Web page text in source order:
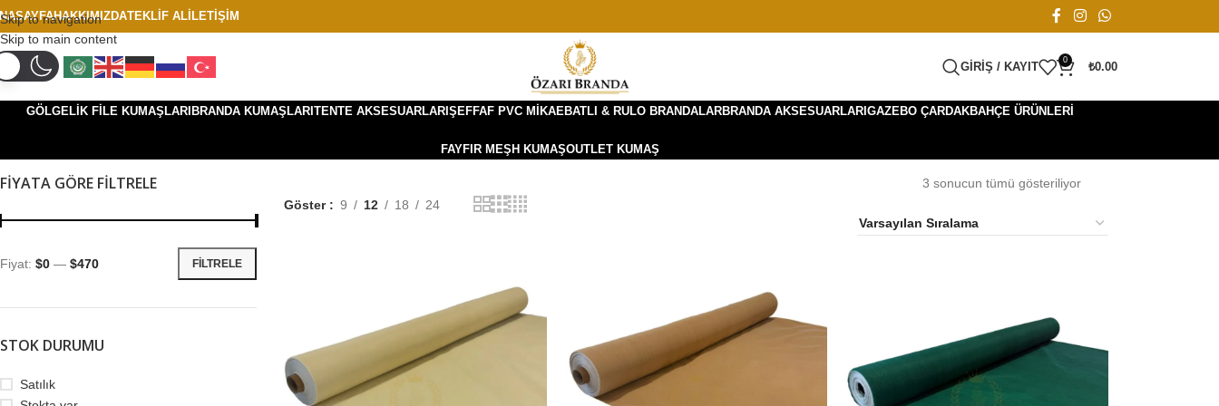
Skip to navigation
Skip to main content
HAKKIMIZDATEKLIF AL İLETIŞIM
GIRIŞ / KAYIT
0
₺0.00
GÖLGELIK FILE KUMAŞLARIBRANDA KUMAŞLARITENTE AKSESUARLARIŞEFFAF PVC MIKAEBATLI & RULO BRANDALARBRANDA AKSESUARLARIGAZEBO ÇARDAKBAHÇE ÜRÜNLERI
FAYFIR MEŞH KUMAŞOUTLET KUMAŞ
FIYATA GÖRE FILTRELE
FILTRELE
Fiyat: $0 — $470
STOK DURUMU
Satılık
Göster 9 12 18 24
3 sonucun tümü gösteriliyor